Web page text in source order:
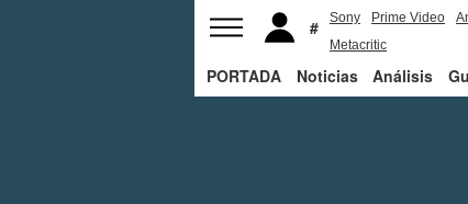
Sony Prime Video
Metacritic
PORTADA Noticias Análisis